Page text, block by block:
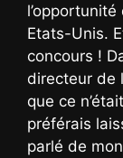
Etats-Unis.
concours !
directeur de
que ce
préférais
parlé de